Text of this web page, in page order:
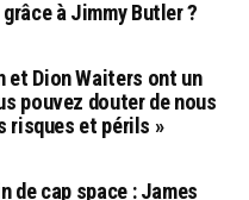
à Jimmy Butler ?
et Dion Waiters ont un
pouvez douter de nous
risques et périls »
de cap space : James